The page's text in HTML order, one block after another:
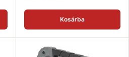
Kosárba